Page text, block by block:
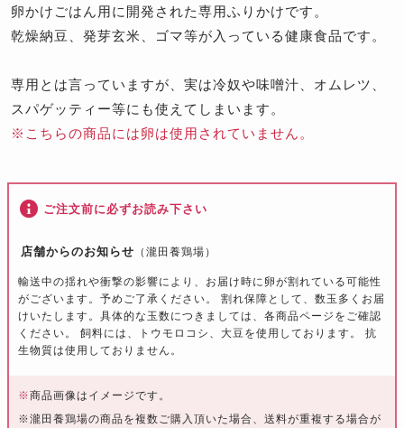
卵かけごはん用に開発された専用ふりかけです。
乾燥納豆、発芽玄米、ゴマ等が入っている健康食品です。
専用とは言っていますが、実は冷奴や味噌汁、オムレツ、
スパゲッティー等にも使えてしまいます。
※こちらの商品には卵は使用されていません。
ご注文前に必ずお読み下さい
店舗からのお知らせ （瀧田養鶏場）
輸送中の揺れや衝撃の影響により、お届け時に卵が割れている可能性
がございます。予めご了承ください。 割れ保障として、数玉多くお届
けいたします。具体的な玉数につきましては、各商品ページをご確認
ください。 飼料には、トウモロコシ、大豆を使用しております。 抗
生物質は使用しておりません。
※商品画像はイメージです。
※瀧田養鶏場の商品を複数ご購入頂いた場合、送料が重複する場合が